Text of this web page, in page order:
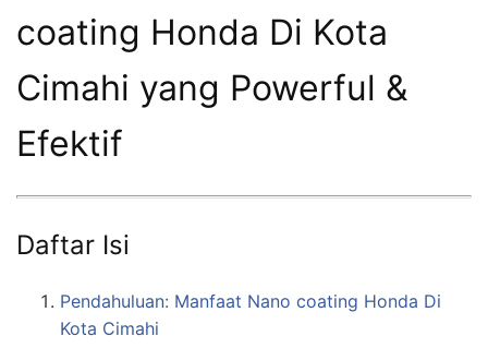
coating Honda Di Kota
Cimahi yang Powerful &
Efektif
Daftar Isi
Pendahuluan: Manfaat Nano coating Honda Di
Kota Cimahi